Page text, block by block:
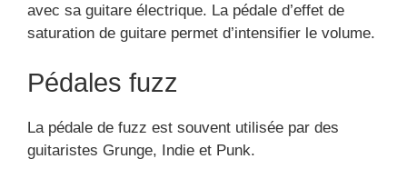
avec sa guitare électrique. La pédale d’effet de
saturation de guitare permet d’intensifier le volume.
Pédales fuzz
La pédale de fuzz est souvent utilisée par des
guitaristes Grunge, Indie et Punk.